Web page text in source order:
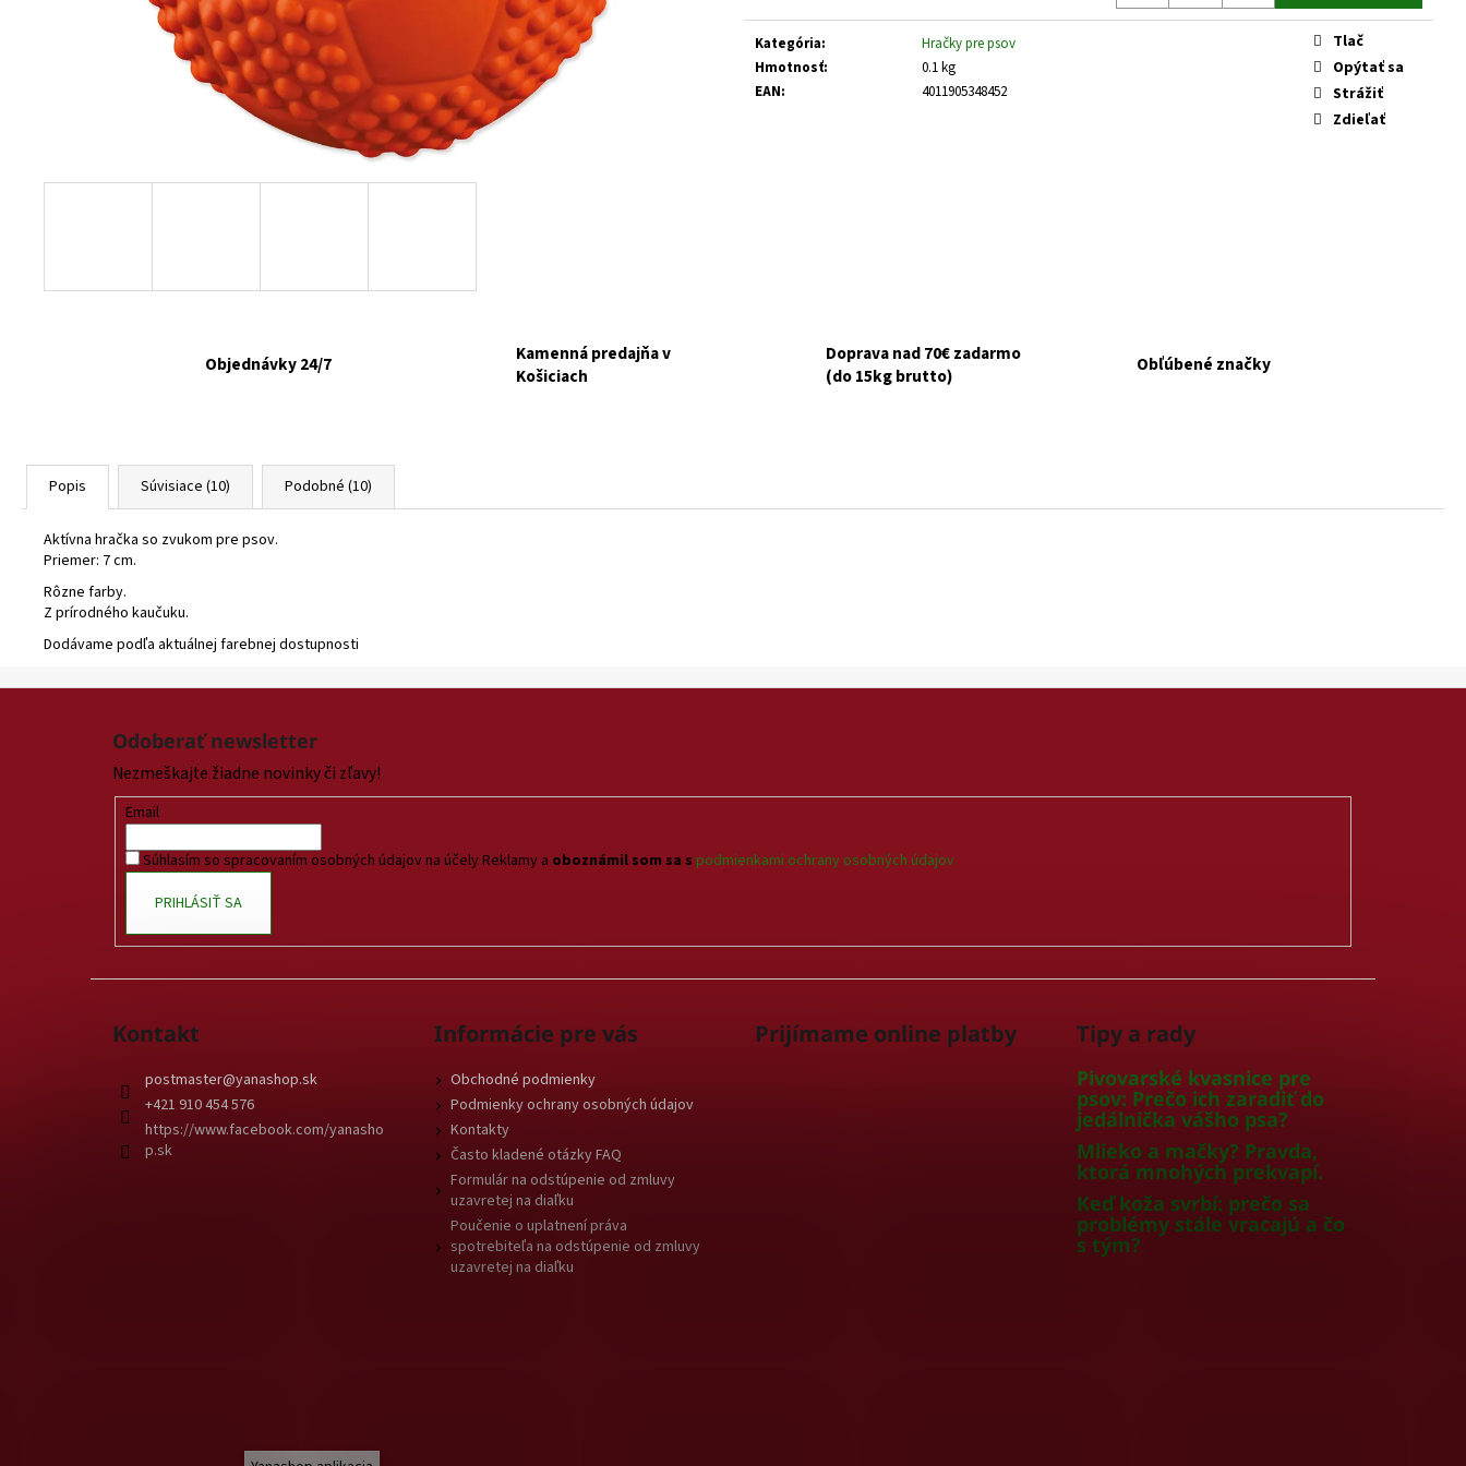
cena:
Kategória:
Hračky pre psov
Hmotnosť:
0.1 kg
EAN: 4011905348452
Tlač
Opýtať sa
Strážiť
Zdieľať
Objednávky 24/7
Kamenná predajňa v
Košiciach
Doprava nad 70€ zadarmo
(do 15kg brutto)
Obľúbené značky
Popis Súvisiace (10) Podobné (10)
Aktívna hračka so zvukom pre psov.
Priemer: 7 cm.
Rôzne farby.
Z prírodného kaučuku.
Dodávame podľa aktuálnej farebnej dostupnosti
V ŽELÉ 44X85G
€16,90
€6,10
Pôvodne:€6,50
ZEMIAKY 800G
Z
Odoberať newsletter
Nezmeškajte žiadne novinky či zľavy!
Email
Súhlasím so spracovaním osobných údajov na účely Reklamy a oboznámil som sa s podmienkami ochrany osobných údajov
PRIHLÁSIŤ SA
Kontakt
postmaster@yanashop.sk
+421 910 454 576
https://www.facebook.com/yanasho
p.sk
Informácie pre vás
Obchodné podmienky
Podmienky ochrany osobných údajov
Kontakty
Často kladené otázky FAQ
Formulár na odstúpenie od zmluvy
uzavretej na diaľku
Poučenie o uplatnení práva
spotrebiteľa na odstúpenie od zmluvy
uzavretej na diaľku
Prijímame online platby Tipy a rady
Pivovarské kvasnice pre
psov: Prečo ich zaradiť do
jedálnička vášho psa?
Mlieko a mačky? Pravda,
ktorá mnohých prekvapí.
Keď koža svrbí: prečo sa
problémy stále vracajú a čo
s tým?